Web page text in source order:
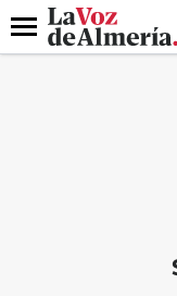
DESTACADO
Menú